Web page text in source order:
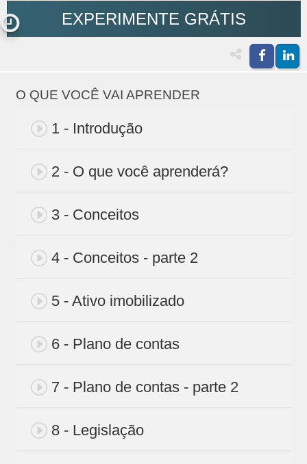
EXPERIMENTE GRÁTIS
O QUE VOCÊ VAI APRENDER
1 - Introdução
2 - O que você aprenderá?
3 - Conceitos
4 - Conceitos - parte 2
5 - Ativo imobilizado
6 - Plano de contas
7 - Plano de contas - parte 2
8 - Legislação